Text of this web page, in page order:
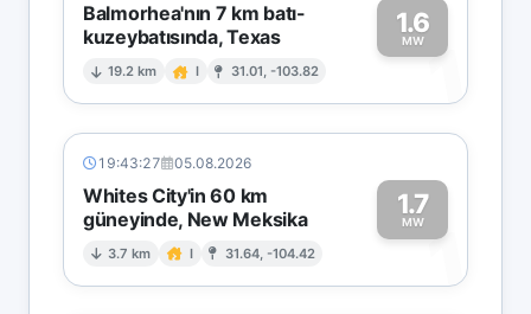
Balmorhea'nın 7 km batı-
kuzeybatısında, Texas
19.2 km I 31.01, -103.82
1.6
MW1
19:43:27 05.08.2026
Whites City'in 60 km
güneyinde, New Meksika
3.7 km I 31.64, -104.42
1.7
MW1